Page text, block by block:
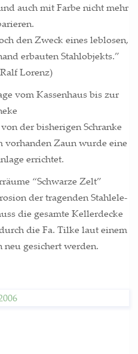
auch mit Far­be nicht mehr
den Zweck eines leb­lo­sen,
erbau­ten Stahl­ob­jekts.”
Lorenz)
vom Kas­sen­haus bis zur
der bis­he­ri­gen Schran­ke
Zaun wur­de eine
errichtet.
“Schwar­ze Zelt”
der tra­gen­den Stahl­ele­
die gesam­te Kel­ler­de­cke
die Fa. Til­ke laut einem
gesi­chert werden.